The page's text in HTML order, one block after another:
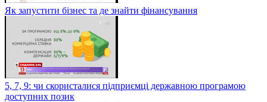
Як запустити бізнес та де знайти фінансування
5, 7, 9: чи скористалися підприємці державною програмою
доступних позик